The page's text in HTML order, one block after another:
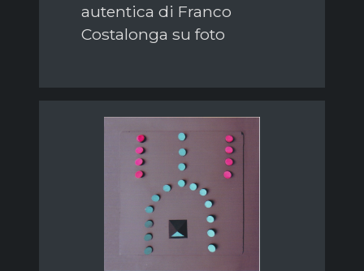
autentica di Franco
Costalonga su foto